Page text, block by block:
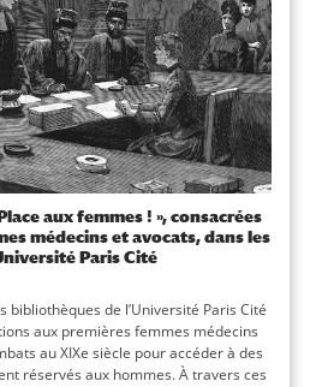
aux femmes ! », consacrées
médecins et avocats, dans les
Paris Cité
bibliothèques de l’Université Paris Cité
aux premières femmes médecins
au XIXe siècle pour accéder à des
réservés aux hommes. À travers ces